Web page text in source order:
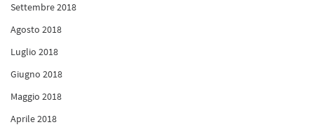
Settembre 2018
Agosto 2018
Luglio 2018
Giugno 2018
Maggio 2018
Aprile 2018